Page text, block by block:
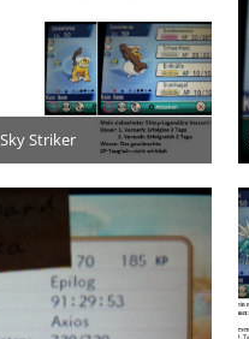
Striker
2016